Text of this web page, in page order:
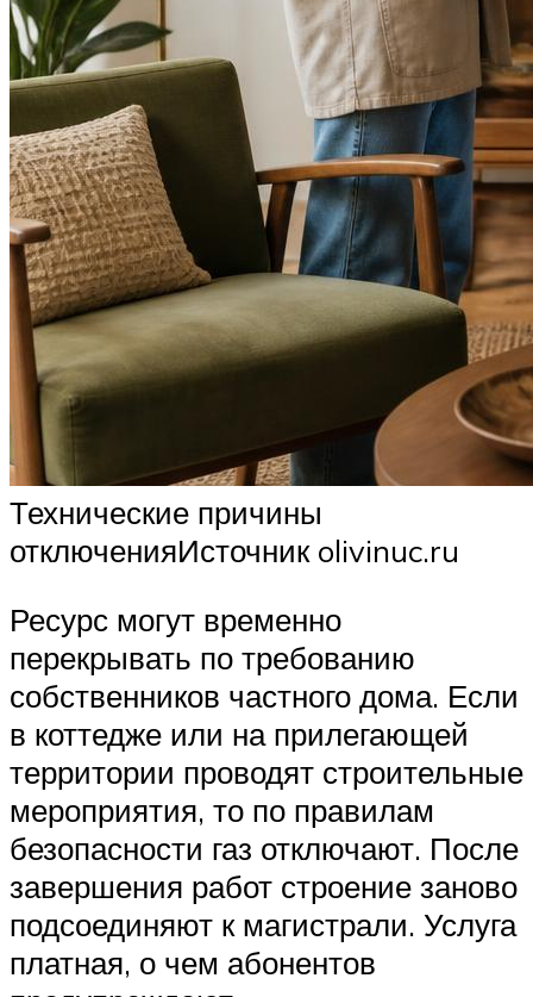
Технические причины
отключенияИсточник olivinuc.ru
Ресурс могут временно
перекрывать по требованию
собственников частного дома. Если
в коттедже или на прилегающей
территории проводят строительные
мероприятия, то по правилам
безопасности газ отключают. После
завершения работ строение заново
подсоединяют к магистрали. Услуга
платная, о чем абонентов